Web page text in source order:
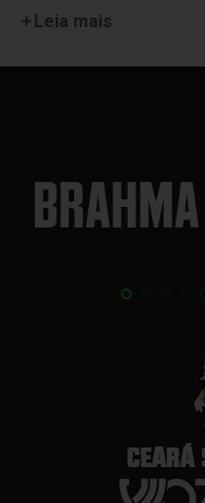
Leia mais
CEARÁ